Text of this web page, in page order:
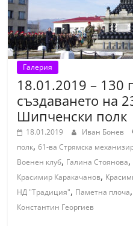
.
i
n
o
,
k
a
z
n
l
Галерия
18.01.2019 – 130
създаването на
Шипченски полк
18.01.2019 Иван Бонев
полк,61-ва Стрямска
Военен клуб, Галина Стоянова,
Красимир Каракачанов,
НД "Традиция", Паметна плоча,
Константин Георгиев